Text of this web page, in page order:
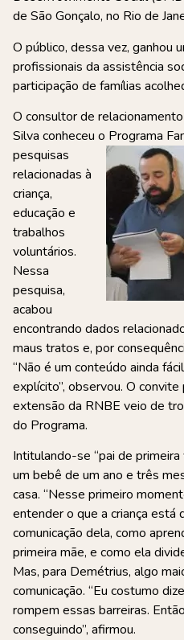
de São Gonçalo, no Rio de
O público, dessa vez, ganhou
profissionais da assistência
participação de famílias
O consultor de
Silva conheceu o Programa
pesquisas
relacionadas à
criança,
educação e
trabalhos
voluntários.
Nessa
pesquisa,
acabou
encontrando dados
maus tratos e, por
“Não é um conteúdo ainda
explícito”, observou. O
extensão da RNBE veio de
do Programa.
Intitulando-se “pai de
um bebê de um ano e três
casa. “Nesse primeiro
entender o que a criança está
comunicação dela, como
primeira mãe, e como ela
Mas, para Demétrius, algo
comunicação. “Eu costumo
rompem essas barreiras.
conseguindo”, afirmou.